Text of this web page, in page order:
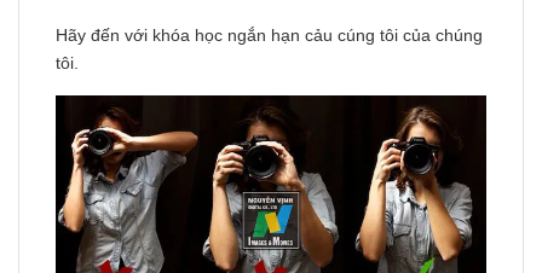
Hãy đến với khóa học ngắn hạn cảu cúng tôi của chúng
tôi.